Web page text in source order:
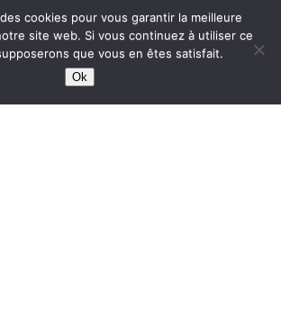
cookies pour vous garantir la meilleure
site web. Si vous continuez à utiliser ce
que vous en êtes satisfait.
Ok